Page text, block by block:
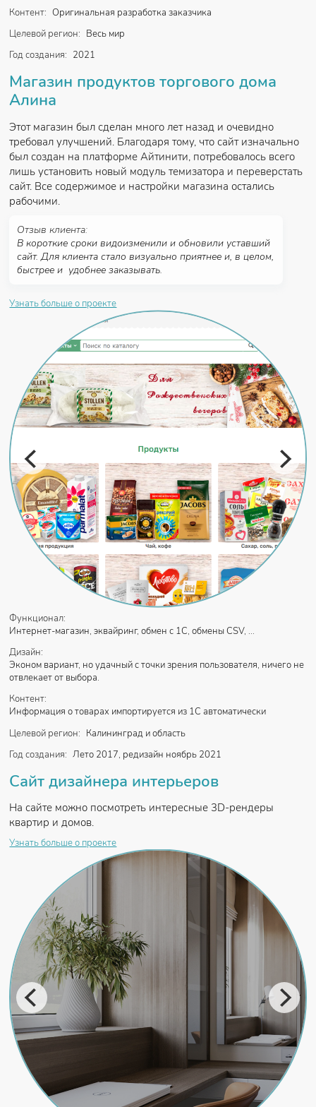
Контент: Оригинальная разработка заказчика
Целевой регион: Весь мир
Год создания: 2021
Магазин продуктов торгового дома
Алина
Этот магазин был сделан много лет назад и очевидно
требовал улучшений. Благодаря тому, что сайт изначально
был создан на платформе Айтинити, потребовалось всего
лишь установить новый модуль темизатора и переверстать
сайт. Все содержимое и настройки магазина остались
рабочими.
Отзыв клиента:
В короткие сроки видоизменили и обновили уставший
сайт. Для клиента стало визуально приятнее и, в целом,
быстрее и удобнее заказывать.
Узнать больше о проекте
Функционал:
Интернет-магазин, эквайринг, обмен с 1С, обмены CSV, ...
Дизайн:
Эконом вариант, но удачный с точки зрения пользователя, ничего не
отвлекает от выбора.
Контент:
Информация о товарах импортируется из 1С автоматически
Целевой регион: Калининград и область
Год создания: Лето 2017, редизайн ноябрь 2021
Сайт дизайнера интерьеров
На сайте можно посмотреть интересные 3D-рендеры
квартир и домов.
Узнать больше о проекте